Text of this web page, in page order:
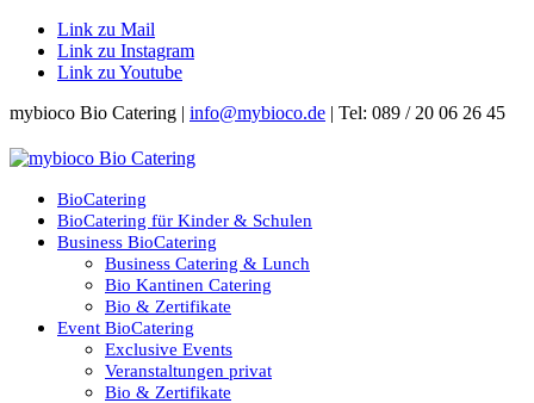
Link zu Mail
Link zu Instagram
Link zu Youtube
mybioco Bio Catering | info@mybioco.de | Tel: 089 / 20 06 26 45
BioCatering
BioCatering für Kinder & Schulen
Business BioCatering
Business Catering & Lunch
Bio Kantinen Catering
Bio & Zertifikate
Event BioCatering
Exclusive Events
Veranstaltungen privat
Bio & Zertifikate